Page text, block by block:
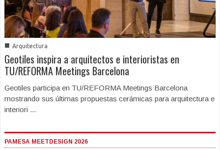
■ Arquitectura
Geotiles inspira a arquitectos e interioristas en
TU/REFORMA Meetings Barcelona
Geotiles participa en TU/REFORMA Meetings Barcelona
mostrando sus últimas propuestas cerámicas para arquitectura e
interiori ...
PAMESA MEETDESIGN 2026